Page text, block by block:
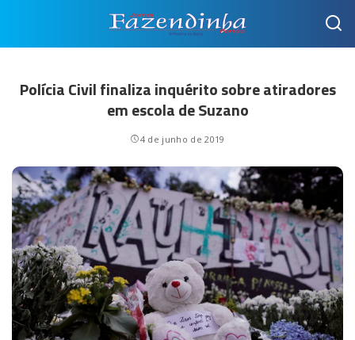
Polícia Civil finaliza inquérito sobre atiradores
em escola de Suzano
4 de junho de 2019